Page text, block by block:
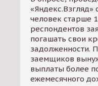
«Яндекс.Взгляд»
человек старше
респондентов
погашать свои
задолженности.
заемщиков
выплаты более
ежемесячного